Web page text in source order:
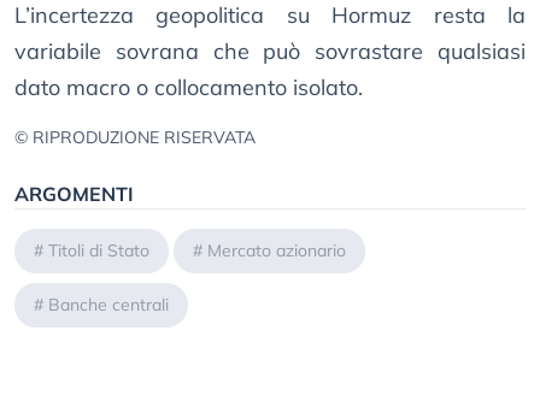
L’incertezza geopolitica su Hormuz resta la
variabile sovrana che può sovrastare qualsiasi
dato macro o collocamento isolato.
© RIPRODUZIONE RISERVATA
ARGOMENTI
# Titoli di Stato # Mercato azionario
# Banche centrali